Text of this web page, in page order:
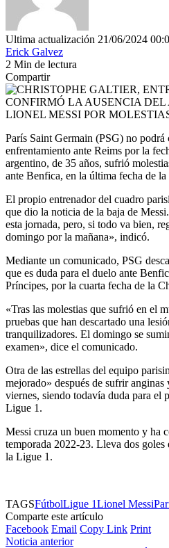
Ultima actualización 21/06/2024
Erick Galvez
2 Min de lectura
Compartir
París Saint Germain (PSG) no
enfrentamiento ante Reims por la
argentino, de 35 años, sufrió
ante Benfica, en la última fecha de
El propio entrenador del cuadro
que dio la noticia de la baja de
esta jornada, pero, si todo va bien,
domingo por la mañana», indicó.
Mediante un comunicado, PSG
que es duda para el duelo ante
Príncipes, por la cuarta fecha de la
«Tras las molestias que sufrió en el
pruebas que han descartado una
tranquilizadores. El domingo se
examen», dice el comunicado.
Otra de las estrellas del equipo
mejorado» después de sufrir anginas
viernes, siendo todavía duda para el
Ligue 1.
Messi cruza un buen momento y ha
temporada 2022-23. Lleva dos
la Ligue 1.
TAGSFútbolLigue 1Lionel Messi
Comparte este artículo
Facebook Email Copy Link Print
Noticia anterior